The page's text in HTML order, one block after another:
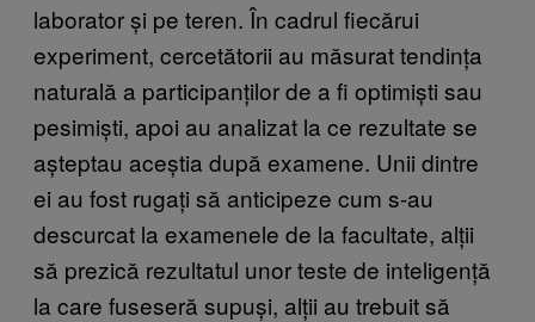
laborator și pe teren. În cadrul fiecărui
experiment, cercetătorii au măsurat tendința
naturală a participanților de a fi optimiști sau
pesimiști, apoi au analizat la ce rezultate se
așteptau aceștia după examene. Unii dintre
ei au fost rugați să anticipeze cum s-au
descurcat la examenele de la facultate, alții
să prezică rezultatul unor teste de inteligență
la care fuseseră supuși, alții au trebuit să